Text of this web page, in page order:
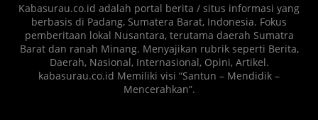
Kabasurau.co.id adalah portal berita / situs informasi yang
berbasis di Padang, Sumatera Barat, Indonesia. Fokus
pemberitaan lokal Nusantara, terutama daerah Sumatra
Barat dan ranah Minang. Menyajikan rubrik seperti Berita,
Daerah, Nasional, Internasional, Opini, Artikel.
kabasurau.co.id Memiliki visi “Santun – Mendidik –
Mencerahkan”.